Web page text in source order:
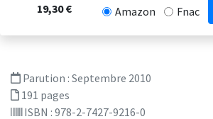
19,30 € Amazon Fnac
Parution : Septembre 2010
191 pages
ISBN : 978-2-7427-9216-0